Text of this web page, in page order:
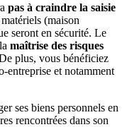
pas à craindre la saisie
(maison
seront en sécurité. Le
maîtrise des risques
plus, vous bénéficiez
entreprise et notamment
ses biens personnels en
rencontrées dans son